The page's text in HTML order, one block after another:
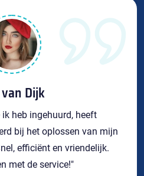
Dijk
heb ingehuurd, heeft
bij het oplossen van mijn
efficiënt en vriendelijk.
met de service!"